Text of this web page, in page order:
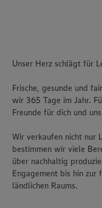
Unser Herz schlägt für
Frische, gesunde und
wir 365 Tage im Jahr.
Freunde für dich und
Wir verkaufen nicht nur
bestimmen wir viele
über nachhaltig
Engagement bis hin zur
ländlichen Raums.